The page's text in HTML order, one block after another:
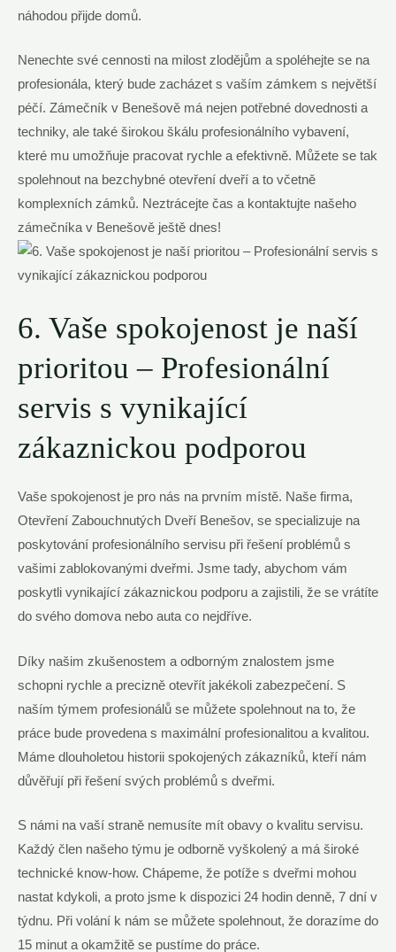
náhodou přijde domů.
Nenechte své cennosti na milost zlodějům a spoléhejte se na
profesionála, který bude zacházet s vaším zámkem s největší
péčí. Zámečník v Benešově má nejen potřebné dovednosti a
techniky, ale také širokou škálu profesionálního vybavení,
které mu umožňuje pracovat rychle a efektivně. Můžete se tak
spolehnout na bezchybné otevření dveří a to včetně
komplexních zámků. Neztrácejte čas a kontaktujte našeho
zámečníka v Benešově ještě dnes!
6. Vaše spokojenost je naší
prioritou – Profesionální
servis s vynikající
zákaznickou podporou
Vaše spokojenost je pro nás na prvním místě. Naše firma,
Otevření Zabouchnutých Dveří Benešov, se specializuje na
poskytování profesionálního servisu při řešení problémů s
vašimi zablokovanými dveřmi. Jsme tady, abychom vám
poskytli vynikající zákaznickou podporu a zajistili, že se vrátíte
do svého domova nebo auta co nejdříve.
Díky našim zkušenostem a odborným znalostem jsme
schopni rychle a precizně otevřít jakékoli zabezpečení. S
naším týmem profesionálů se můžete spolehnout na to, že
práce bude provedena s maximální profesionalitou a kvalitou.
Máme dlouholetou historii spokojených zákazníků, kteří nám
důvěřují při řešení svých problémů s dveřmi.
S námi na vaší straně nemusíte mít obavy o kvalitu servisu.
Každý člen našeho týmu je odborně vyškolený a má široké
technické know-how. Chápeme, že potíže s dveřmi mohou
nastat kdykoli, a proto jsme k dispozici 24 hodin denně, 7 dní v
týdnu. Při volání k nám se můžete spolehnout, že dorazíme do
15 minut a okamžitě se pustíme do práce.